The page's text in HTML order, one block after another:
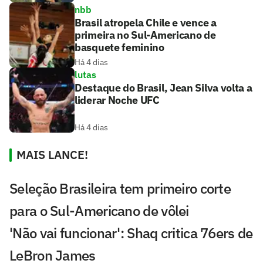
nbb
Brasil atropela Chile e vence a
primeira no Sul-Americano de
basquete feminino
Há 4 dias
lutas
Destaque do Brasil, Jean Silva volta a
liderar Noche UFC
Há 4 dias
MAIS LANCE!
Seleção Brasileira tem primeiro corte
para o Sul-Americano de vôlei
'Não vai funcionar': Shaq critica 76ers de
LeBron James